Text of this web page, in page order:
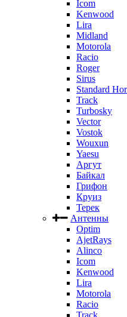
Icom
Kenwood
Lira
Midland
Motorola
Racio
Roger
Sirus
Standard
Track
Turbosky
Vector
Vostok
Wouxun
Yaesu
Аргут
Байкал
Грифон
Круиз
Терек
Антенны
Optim
AjetRays
Alinco
Icom
Kenwood
Lira
Motorola
Racio
Track